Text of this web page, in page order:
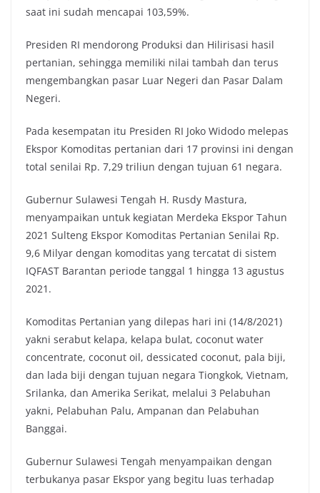
saat ini sudah mencapai 103,59%.
Presiden RI mendorong Produksi dan Hilirisasi hasil
pertanian, sehingga memiliki nilai tambah dan terus
mengembangkan pasar Luar Negeri dan Pasar Dalam
Negeri.
Pada kesempatan itu Presiden RI Joko Widodo melepas
Ekspor Komoditas pertanian dari 17 provinsi ini dengan
total senilai Rp. 7,29 triliun dengan tujuan 61 negara.
Gubernur Sulawesi Tengah H. Rusdy Mastura,
menyampaikan untuk kegiatan Merdeka Ekspor Tahun
2021 Sulteng Ekspor Komoditas Pertanian Senilai Rp.
9,6 Milyar dengan komoditas yang tercatat di sistem
IQFAST Barantan periode tanggal 1 hingga 13 agustus
2021.
Komoditas Pertanian yang dilepas hari ini (14/8/2021)
yakni serabut kelapa, kelapa bulat, coconut water
concentrate, coconut oil, dessicated coconut, pala biji,
dan lada biji dengan tujuan negara Tiongkok, Vietnam,
Srilanka, dan Amerika Serikat, melalui 3 Pelabuhan
yakni, Pelabuhan Palu, Ampanan dan Pelabuhan
Banggai.
Gubernur Sulawesi Tengah menyampaikan dengan
terbukanya pasar Ekspor yang begitu luas terhadap